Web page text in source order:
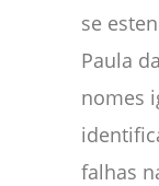
se
Paula
nomes
falhas